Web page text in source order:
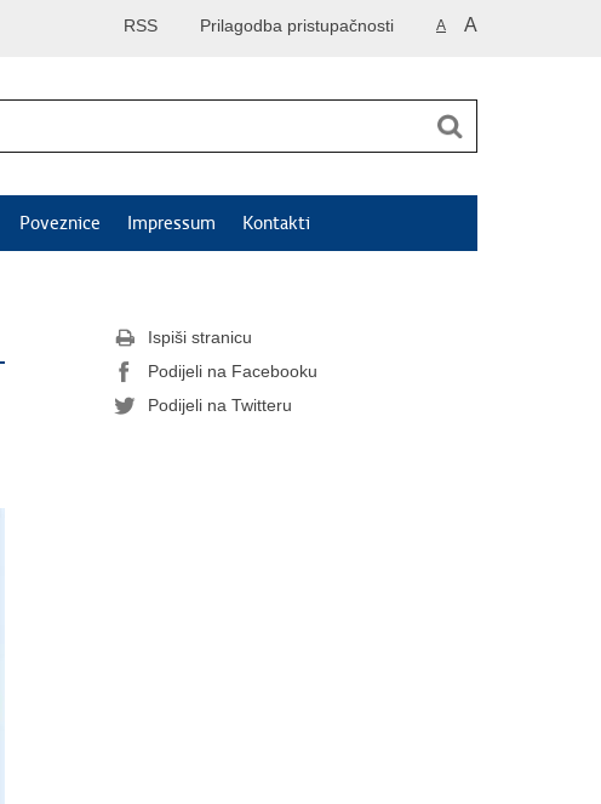
A A
Prilagodba pristupačnosti
RSS
Poveznice Impressum Kontakti
Ispiši stranicu
Podijeli na Facebooku
Podijeli na Twitteru